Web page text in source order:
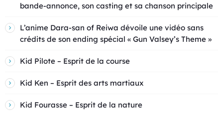
bande-annonce, son casting et sa chanson principale
L’anime Dara-san of Reiwa dévoile une vidéo sans
crédits de son ending spécial « Gun Valsey’s Theme »
Kid Pilote – Esprit de la course
Kid Ken – Esprit des arts martiaux
Kid Fourasse – Esprit de la nature